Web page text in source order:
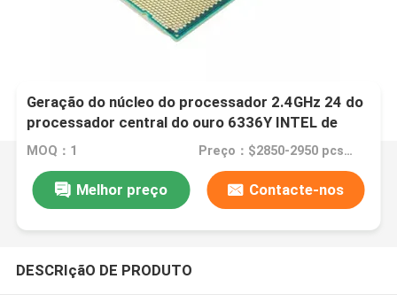
Geração do núcleo do processador 2.4GHz 24 do
processador central do ouro 6336Y INTEL de
Xeon ó
MOQ：1 Preço：$2850-2950 pcs Negotiable
Melhor preço Contacte-nos
DESCRIçãO DE PRODUTO